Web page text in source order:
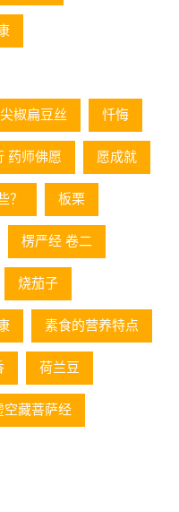
尖椒扁豆丝 忏悔
药师佛愿 愿成就
？ 板栗
楞严经 卷二
烧茄子
素食的营养特点
荷兰豆
空藏菩萨经